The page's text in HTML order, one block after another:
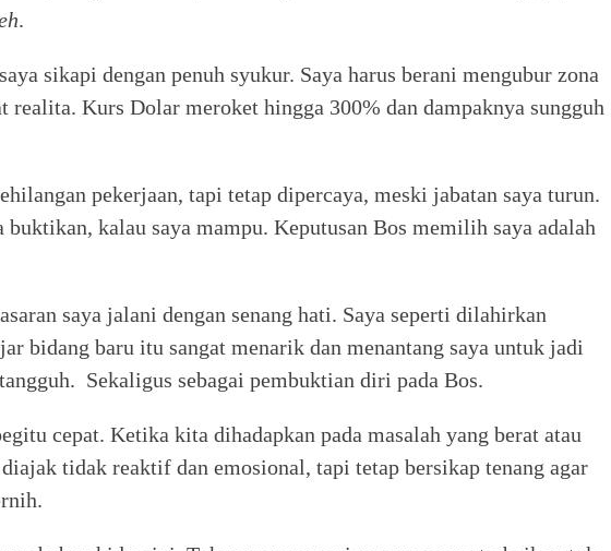
.
sikapi dengan penuh syukur. Saya harus berani mengubur zona
realita. Kurs Dolar meroket hingga 300% dan dampaknya sungguh
pekerjaan, tapi tetap dipercaya, meski jabatan saya turun.
buktikan, kalau saya mampu. Keputusan Bos memilih saya adalah
saya jalani dengan senang hati. Saya seperti dilahirkan
bidang baru itu sangat menarik dan menantang saya untuk jadi
Sekaligus sebagai pembuktian diri pada Bos.
cepat. Ketika kita dihadapkan pada masalah yang berat atau
tidak reaktif dan emosional, tapi tetap bersikap tenang agar